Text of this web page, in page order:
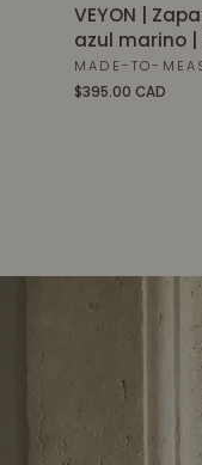
VEYON |
azul marino
MADE-TO-
$395.00 CAD